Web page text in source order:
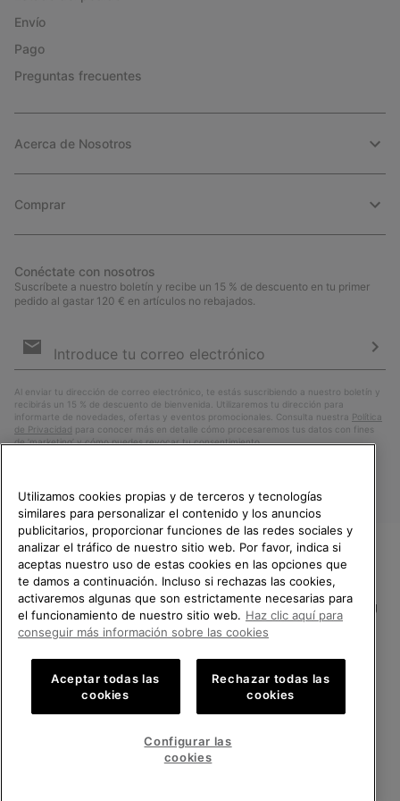
Envío
Pago
Preguntas frecuentes
Acerca de Nosotros
Comprar
Conéctate con nosotros
Suscríbete a nuestro boletín y recibe un 15 % de descuento en tu primer
pedido al gastar 120 € en artículos no rebajados.
de
Al enviar tu dirección de correo electrónico, te estás suscribiendo a nuestro boletín y
recibirás un 15 % de descuento de bienvenida. Utilizaremos tu dirección para
informarte de novedades, ofertas y eventos promocionales. Consulta nuestra Política
de Privacidad para conocer más en detalle cómo procesaremos tus datos con fines
de ’marketing’ y cómo puedes revocar tu consentimiento.
España
Política de Privacidad Condiciones De Uso Terminos de Venta
Cookies Impressum Public CBCR
Servicio al cliente: Lu. - Vi. de 9:00 a 13:00 y de 14:00 a 18:00
TE DAMOS LA BIENVENIDA A
SOREL.
POR FAVOR, SELECCIONA TU
PAÍS.
Compras en línea disponibles
United States
Utilizamos cookies propias y de terceros y tecnologías
similares para personalizar el contenido y los anuncios
publicitarios, proporcionar funciones de las redes sociales y
analizar el tráfico de nuestro sitio web. Por favor, indica si
aceptas nuestro uso de estas cookies en las opciones que
te damos a continuación. Incluso si rechazas las cookies,
activaremos algunas que son estrictamente necesarias para
el funcionamiento de nuestro sitio web. Haz clic aquí para
conseguir más información sobre las cookies
Aceptar todas las
cookies
Rechazar todas las
cookies
Configurar las
cookies